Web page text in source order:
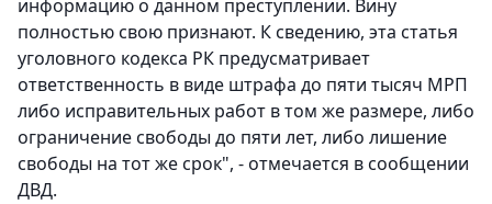
информацию о данном преступлении. Вину
полностью свою признают. К сведению, эта статья
уголовного кодекса РК предусматривает
ответственность в виде штрафа до пяти тысяч МРП
либо исправительных работ в том же размере, либо
ограничение свободы до пяти лет, либо лишение
свободы на тот же срок", - отмечается в сообщении
ДВД.